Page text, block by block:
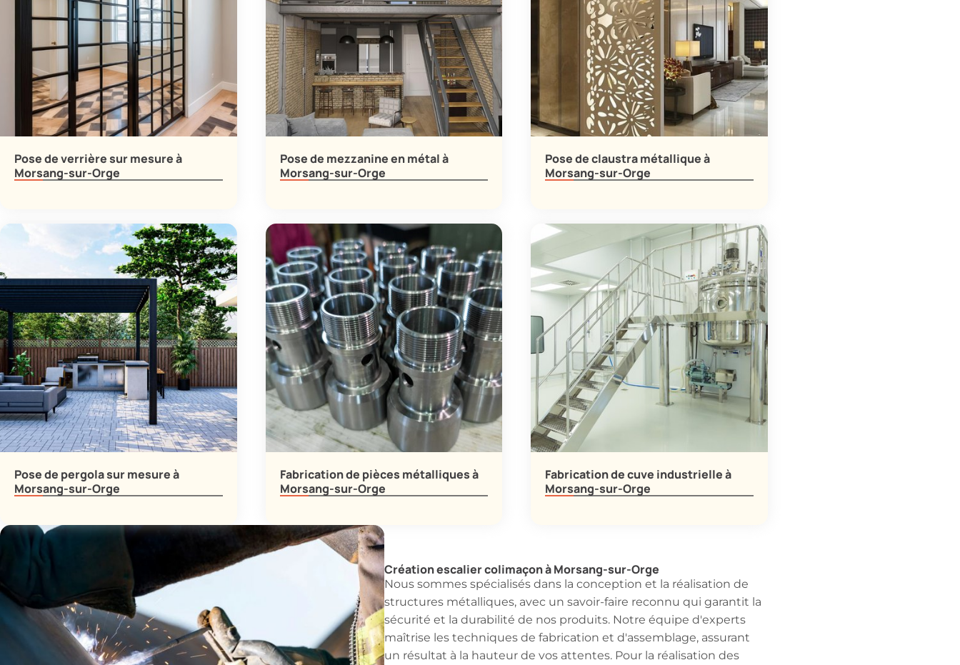
Pose de verrière sur mesure à
Morsang-sur-Orge
Pose de mezzanine en métal à
Morsang-sur-Orge
Pose de claustra métallique à
Morsang-sur-Orge
Pose de pergola sur mesure à
Morsang-sur-Orge
Fabrication de pièces métalliques à
Morsang-sur-Orge
Fabrication de cuve industrielle à
Morsang-sur-Orge
Création escalier colimaçon à Morsang-sur-Orge
Nous sommes spécialisés dans la conception et la réalisation de
structures métalliques, avec un savoir-faire reconnu qui garantit la
sécurité et la durabilité de nos produits. Notre équipe d'experts
maîtrise les techniques de fabrication et d'assemblage, assurant
un résultat à la hauteur de vos attentes. Pour la réalisation des